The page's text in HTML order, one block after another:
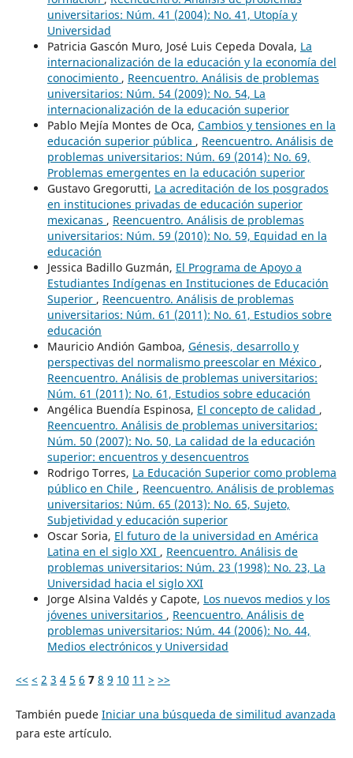
universitarios: Núm. 41 (2004): No. 41, Utopía y
Universidad
Patricia Gascón Muro, José Luis Cepeda Dovala, La
internacionalización de la educación y la economía del
conocimiento , Reencuentro. Análisis de problemas
universitarios: Núm. 54 (2009): No. 54, La
internacionalización de la educación superior
Pablo Mejía Montes de Oca, Cambios y tensiones en la
educación superior pública , Reencuentro. Análisis de
problemas universitarios: Núm. 69 (2014): No. 69,
Problemas emergentes en la educación superior
Gustavo Gregorutti, La acreditación de los posgrados
en instituciones privadas de educación superior
mexicanas , Reencuentro. Análisis de problemas
universitarios: Núm. 59 (2010): No. 59, Equidad en la
educación
Jessica Badillo Guzmán, El Programa de Apoyo a
Estudiantes Indígenas en Instituciones de Educación
Superior , Reencuentro. Análisis de problemas
universitarios: Núm. 61 (2011): No. 61, Estudios sobre
educación
Mauricio Andión Gamboa, Génesis, desarrollo y
perspectivas del normalismo preescolar en México ,
Reencuentro. Análisis de problemas universitarios:
Núm. 61 (2011): No. 61, Estudios sobre educación
Angélica Buendía Espinosa, El concepto de calidad ,
Reencuentro. Análisis de problemas universitarios:
Núm. 50 (2007): No. 50, La calidad de la educación
superior: encuentros y desencuentros
Rodrigo Torres, La Educación Superior como problema
público en Chile , Reencuentro. Análisis de problemas
universitarios: Núm. 65 (2013): No. 65, Sujeto,
Subjetividad y educación superior
Oscar Soria, El futuro de la universidad en América
Latina en el siglo XXI , Reencuentro. Análisis de
problemas universitarios: Núm. 23 (1998): No. 23, La
Universidad hacia el siglo XXI
Jorge Alsina Valdés y Capote, Los nuevos medios y los
jóvenes universitarios , Reencuentro. Análisis de
problemas universitarios: Núm. 44 (2006): No. 44,
Medios electrónicos y Universidad
<< < 2 3 4 5 6 7 8 9 10 11 > >>
También puede Iniciar una búsqueda de similitud avanzada
para este artículo.